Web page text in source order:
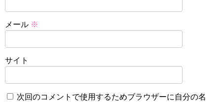
メール ※
サイト
次回のコメントで使用するためブラウザーに自分の名